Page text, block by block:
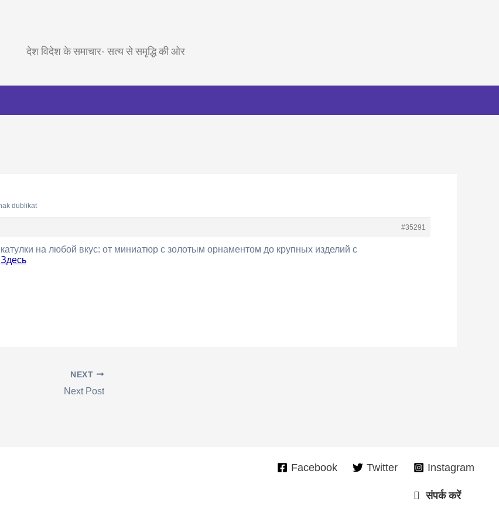
देश विदेश के समाचार- सत्य से समृद्धि की ओर
dublikat
#35291
на любой вкус: от миниатюр с золотым орнаментом до крупных изделий с
Здесь
NEXT
Next Post
Facebook Twitter Instagram
संपर्क करें